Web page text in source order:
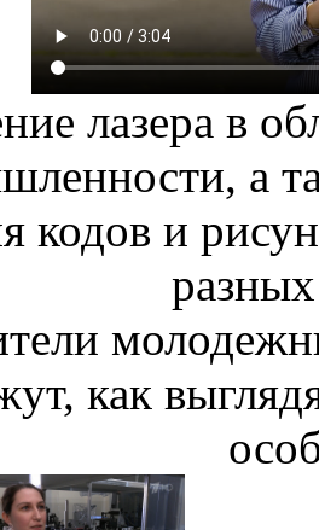
лазера в
а
кодов и
как